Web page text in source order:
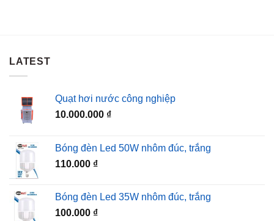
LATEST
Quạt hơi nước công nghiệp
10.000.000 ₫
Bóng đèn Led 50W nhôm đúc, trắng
110.000 ₫
Bóng đèn Led 35W nhôm đúc, trắng
100.000 ₫